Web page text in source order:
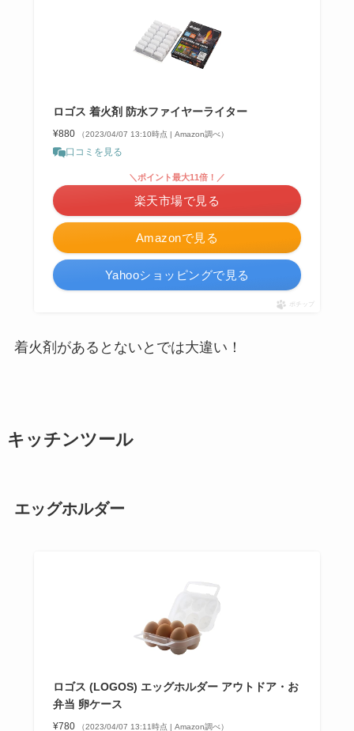
ロゴス 着火剤 防水ファイヤーライター
¥880 （2023/04/07 13:10時点 | Amazon調べ）
口コミを見る
Amazonで見る
＼ポイント最大11倍！／
楽天市場で見る
Yahooショッピングで見る
ポチップ
着火剤があるとないとでは大違い！
キッチンツール
エッグホルダー
ロゴス (LOGOS) エッグホルダー アウトドア・お
弁当 卵ケース
¥780 （2023/04/07 13:11時点 | Amazon調べ）